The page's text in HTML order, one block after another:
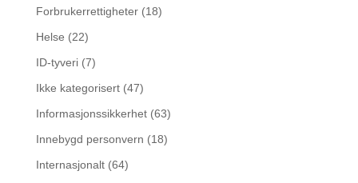
Forbrukerrettigheter(18)
Helse (22)
ID-tyveri(7)
Ikke kategorisert(47)
Informasjonssikkerhet(63)
Innebygd personvern (18)
Internasjonalt(64)